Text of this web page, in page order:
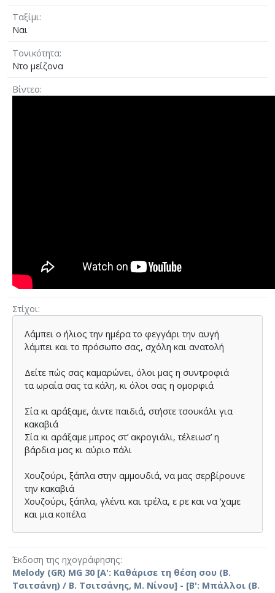
Ταξίμι
Ναι
Τονικότητα
Ντο μείζονα
Βίντεο
Στίχοι
Λάμπει ο ήλιος την ημέρα το φεγγάρι την αυγή
λάμπει και το πρόσωπο σας, σχόλη και ανατολή
Δείτε πώς σας καμαρώνει, όλοι μας η συντροφιά
τα ωραία σας τα κάλη, κι όλοι σας η ομορφιά
Σία κι αράξαμε, άιντε παιδιά, στήστε τσουκάλι για
κακαβιά
Σία κι αράξαμε μπρος στ’ ακρογιάλι, τέλειωσ’ η
βάρδια μας κι αύριο πάλι
Χουζούρι, ξάπλα στην αμμουδιά, να μας σερβίρουνε
την κακαβιά
Χουζούρι, ξάπλα, γλέντι και τρέλα, ε ρε και να ‘χαμε
και μια κοπέλα
Έκδοση της ηχογράφησης
Melody (GR) MG 30 [A': Καθάρισε τη θέση σου (Β.
Τσιτσάνη) / Β. Τσιτσάνης, Μ. Νίνου] - [Β': Μπάλλοι (Β.